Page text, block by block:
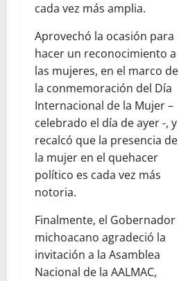
cada vez más amplia.
Aprovechó la ocasión para
hacer un reconocimiento a
las mujeres, en el marco de
la conmemoración del Día
Internacional de la Mujer –
celebrado el día de ayer -, y
recalcó que la presencia de
la mujer en el quehacer
político es cada vez más
notoria.
Finalmente, el Gobernador
michoacano agradeció la
invitación a la Asamblea
Nacional de la AALMAC,